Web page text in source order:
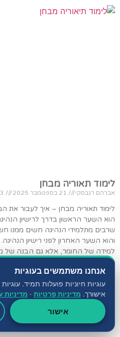
לימוד תאוריה מבחן
אברהם רגבסקי
לימוד תאוריה מבחן – איך לעבור
הוא השער הראשון בדרך לרישיון
שרבים מתלמידי הנהיגה חשים ממנו
והוא השער האחרון לפני רישיון
למידה של החומר, אלא גם הבנה של
קרא עוד »
אנחנו משתמשים בעוגיות
עוגיות חיוניות פועלות תמיד.
אישורך. מדיניות פרטיות · מדיניות
אישור